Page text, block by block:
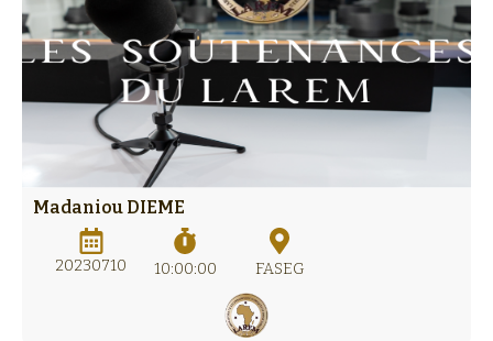
Madaniou DIEME
20230710 10:00:00 FASEG